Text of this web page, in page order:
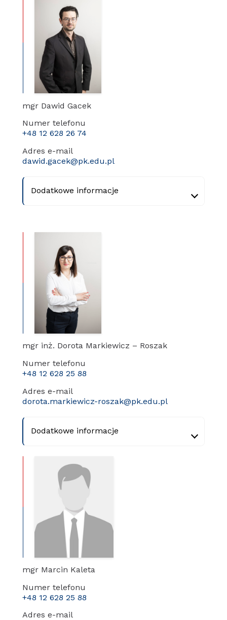
mgr Dawid Gacek
Numer telefonu
+48 12 628 26 74
Adres e-mail
dawid.gacek@pk.edu.pl
Dodatkowe informacje
mgr inż. Dorota Markiewicz – Roszak
Numer telefonu
+48 12 628 25 88
Adres e-mail
dorota.markiewicz-roszak@pk.edu.pl
Dodatkowe informacje
mgr Marcin Kaleta
Numer telefonu
+48 12 628 25 88
Adres e-mail